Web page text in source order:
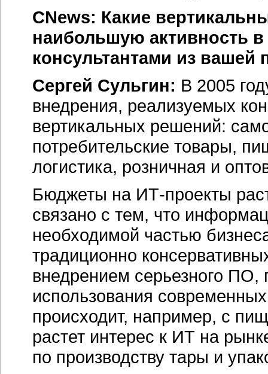
CNews: Какие
наибольшую активность в
консультантами из вашей
Сергей Сульгин: В 2005
внедрения, реализуемых
вертикальных решений:
потребительские товары,
логистика, розничная и
Бюджеты на ИТ-проекты
связано с тем, что
необходимой частью
традиционно
внедрением серьезного ПО,
использования
происходит, например, с
растет интерес к ИТ на
по производству тары и